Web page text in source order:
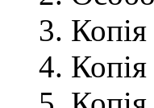
3.
4.